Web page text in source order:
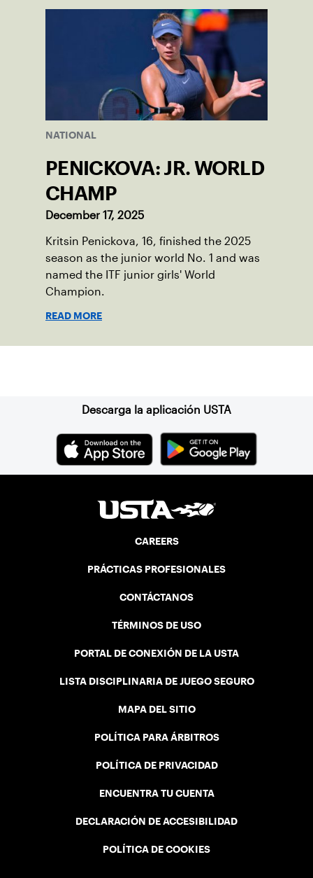
NATIONAL
PENICKOVA: JR. WORLD
CHAMP
December 17, 2025
Kritsin Penickova, 16, finished the 2025
season as the junior world No. 1 and was
named the ITF junior girls' World
Champion.
READ MORE
Descarga la aplicación USTA
CAREERS
PRÁCTICAS PROFESIONALES
CONTÁCTANOS
TÉRMINOS DE USO
PORTAL DE CONEXIÓN DE LA USTA
LISTA DISCIPLINARIA DE JUEGO SEGURO
MAPA DEL SITIO
POLÍTICA PARA ÁRBITROS
POLÍTICA DE PRIVACIDAD
ENCUENTRA TU CUENTA
DECLARACIÓN DE ACCESIBILIDAD
POLÍTICA DE COOKIES